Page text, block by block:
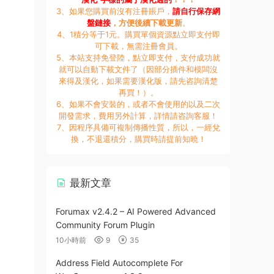
3、如果您購買前沒有注冊賬戶， 請自行保存網
盤鏈接，方便後續下載更新。
4、1積分等于1元。購買單個資源點立即支付即
可下載，無需注冊會員。
5、本站支持免登陸，點立即支付，支付成功就
就可以自動下載文件了（因部分插件和模闆沒
來得及漢化，如果需要漢化版，請先咨詢清楚
再買！）。
6、如果不會安裝的，或者不會使用的以及二次
開發需求，費用另外計算，詳情請咨詢客服！
7、因程序具備可複制傳播性質，所以，一經兌
換，不退還積分，購買時請提前知曉！
最新文章
Forumax v2.4.2 – AI Powered Advanced
Community Forum Plugin
10小時前 9 35
Address Field Autocomplete For